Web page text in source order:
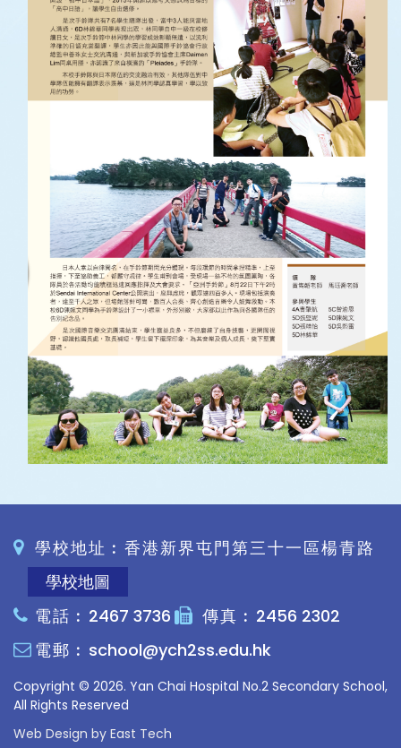
學校地址︰香港新界屯門第三十一區楊青路
學校地圖
電話︰ 2467 3736 傳真︰ 2456 2302
電郵︰ school@ych2ss.edu.hk
Copyright © 2026. Yan Chai Hospital No.2 Secondary School,
All Rights Reserved
Web Design by East Tech